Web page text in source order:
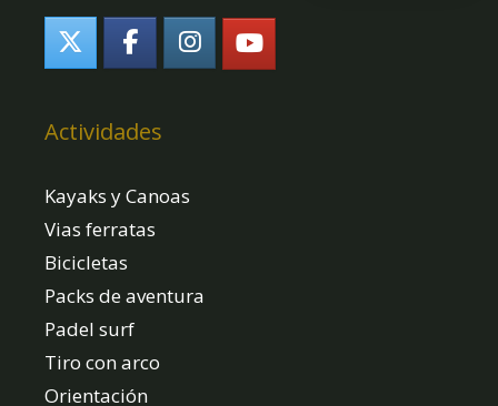
Actividades
Kayaks y Canoas
Vias ferratas
Bicicletas
Packs de aventura
Padel surf
Tiro con arco
Orientación